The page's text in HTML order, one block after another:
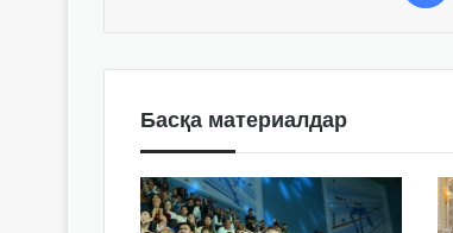
Басқа материалдар